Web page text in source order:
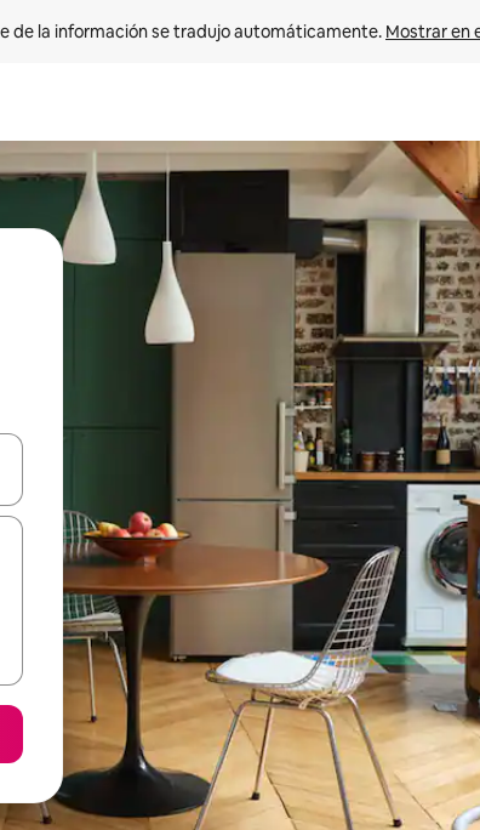
de la información se tradujo automáticamente. Mostrar en
las teclas de flecha hacia arriba y hacia abajo o explora